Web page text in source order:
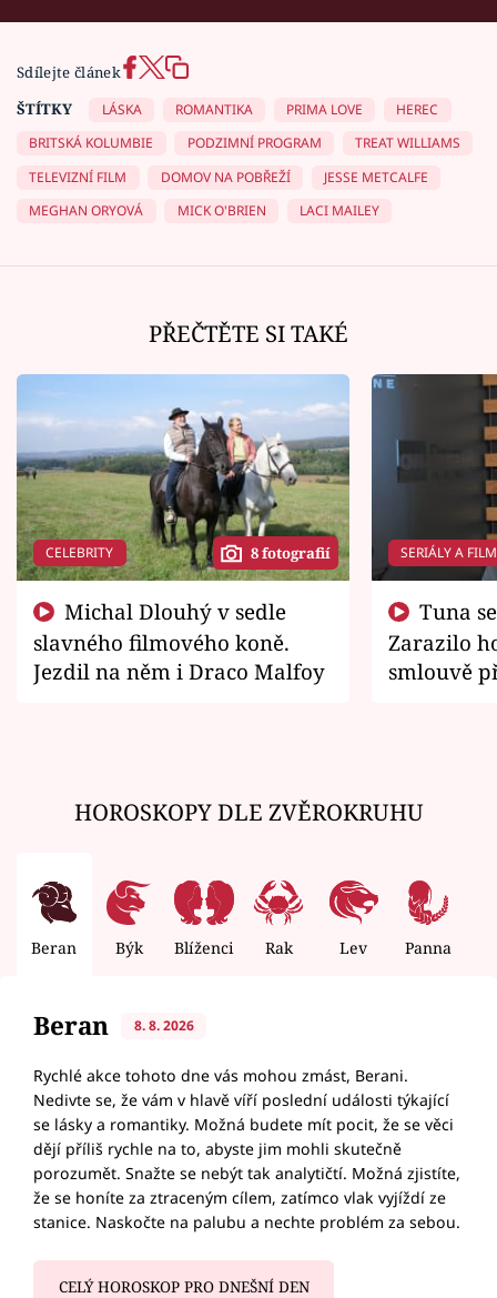
Sdílejte článek
ŠTÍTKY
LÁSKA ROMANTIKA PRIMA LOVE
HEREC
BRITSKÁ KOLUMBIE
PODZIMNÍ PROGRAM
TREAT WILLIAMS
TELEVIZNÍ FILM
DOMOV NA POBŘEŽÍ
JESSE METCALFE
MEGHAN ORYOVÁ
MICK O'BRIEN LACI MAILEY
PŘEČTĚTE SI TAKÉ
CELEBRITY 8 fotografií
slavného filmového koně.
Jezdil na něm i Draco Malfoy
SERIÁLY A
Zarazilo
smlouvě
HOROSKOPY DLE ZVĚROKRUHU
Beran Býk Blíženci Rak Lev Panna
Beran 8. 8. 2026
Rychlé akce tohoto dne vás mohou zmást, Berani.
Nedivte se, že vám v hlavě víří poslední události týkající
se lásky a romantiky. Možná budete mít pocit, že se věci
dějí příliš rychle na to, abyste jim mohli skutečně
porozumět. Snažte se nebýt tak analytičtí. Možná zjistíte,
že se honíte za ztraceným cílem, zatímco vlak vyjíždí ze
stanice. Naskočte na palubu a nechte problém za sebou.
CELÝ HOROSKOP PRO DNEŠNÍ DEN